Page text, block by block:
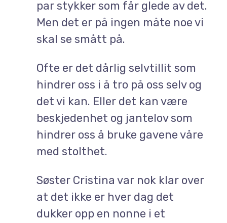
par stykker som får glede av det.
Men det er på ingen måte noe vi
skal se smått på.
Ofte er det dårlig selvtillit som
hindrer oss i å tro på oss selv og
det vi kan. Eller det kan være
beskjedenhet og jantelov som
hindrer oss å bruke gavene våre
med stolthet.
Søster Cristina var nok klar over
at det ikke er hver dag det
dukker opp en nonne i et